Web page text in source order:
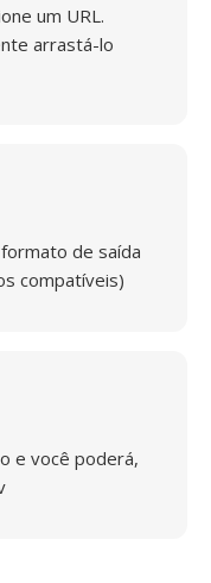
um URL.
arrastá-lo
de saída
compatíveis)
e você poderá,